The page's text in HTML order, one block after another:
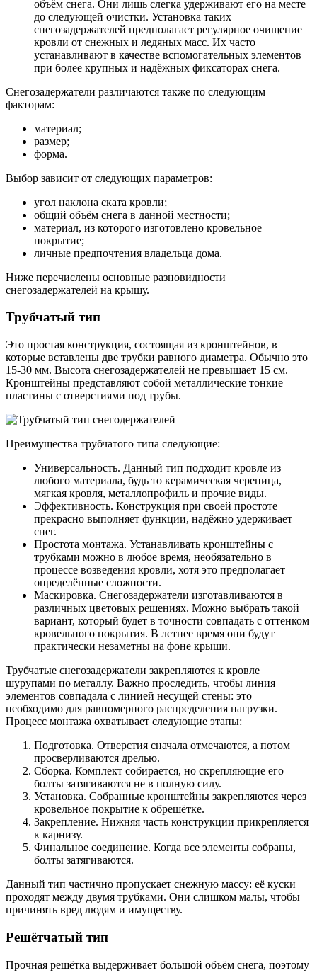
объём снега. Они лишь слегка удерживают его на месте
до следующей очистки. Установка таких
снегозадержателей предполагает регулярное очищение
кровли от снежных и ледяных масс. Их часто
устанавливают в качестве вспомогательных элементов
при более крупных и надёжных фиксаторах снега.
Снегозадержатели различаются также по следующим
факторам:
материал;
размер;
форма.
Выбор зависит от следующих параметров:
угол наклона ската кровли;
общий объём снега в данной местности;
материал, из которого изготовлено кровельное
покрытие;
личные предпочтения владельца дома.
Ниже перечислены основные разновидности
снегозадержателей на крышу.
Трубчатый тип
Это простая конструкция, состоящая из кронштейнов, в
которые вставлены две трубки равного диаметра. Обычно это
15-30 мм. Высота снегозадержателей не превышает 15 см.
Кронштейны представляют собой металлические тонкие
пластины с отверстиями под трубы.
Преимущества трубчатого типа следующие:
Универсальность. Данный тип подходит кровле из
любого материала, будь то керамическая черепица,
мягкая кровля, металлопрофиль и прочие виды.
Эффективность. Конструкция при своей простоте
прекрасно выполняет функции, надёжно удерживает
снег.
Простота монтажа. Устанавливать кронштейны с
трубками можно в любое время, необязательно в
процессе возведения кровли, хотя это предполагает
определённые сложности.
Маскировка. Снегозадержатели изготавливаются в
различных цветовых решениях. Можно выбрать такой
вариант, который будет в точности совпадать с оттенком
кровельного покрытия. В летнее время они будут
практически незаметны на фоне крыши.
Трубчатые снегозадержатели закрепляются к кровле
шурупами по металлу. Важно проследить, чтобы линия
элементов совпадала с линией несущей стены: это
необходимо для равномерного распределения нагрузки.
Процесс монтажа охватывает следующие этапы:
Подготовка. Отверстия сначала отмечаются, а потом
просверливаются дрелью.
Сборка. Комплект собирается, но скрепляющие его
болты затягиваются не в полную силу.
Установка. Собранные кронштейны закрепляются через
кровельное покрытие к обрешётке.
Закрепление. Нижняя часть конструкции прикрепляется
к карнизу.
Финальное соединение. Когда все элементы собраны,
болты затягиваются.
Данный тип частично пропускает снежную массу: её куски
проходят между двумя трубками. Они слишком малы, чтобы
причинять вред людям и имуществу.
Решётчатый тип
Прочная решётка выдерживает большой объём снега, поэтому